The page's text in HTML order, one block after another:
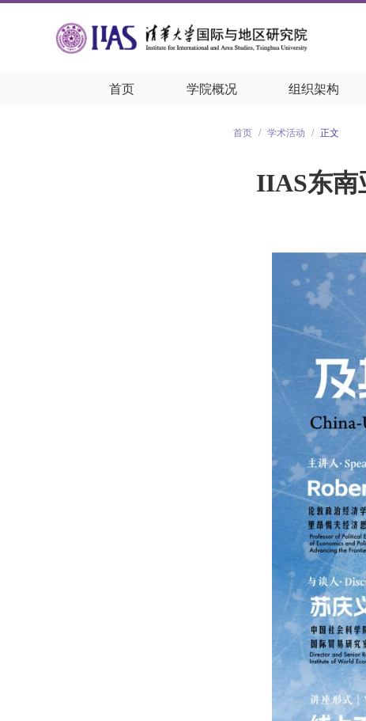
首页 学院概况 组织架构
首页 / 学术活动 / 正文
IIAS东南